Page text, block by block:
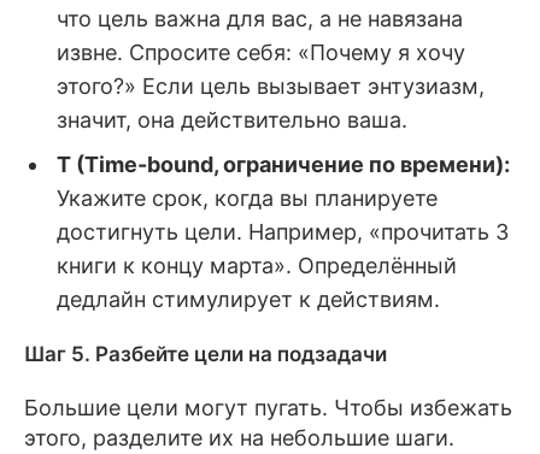
что цель важна для вас, а не навязана
извне. Спросите себя: «Почему я хочу
этого?» Если цель вызывает энтузиазм,
значит, она действительно ваша.
T (Time-bound, ограничение по времени):
Укажите срок, когда вы планируете
достигнуть цели. Например, «прочитать 3
книги к концу марта». Определённый
дедлайн стимулирует к действиям.
Шаг 5. Разбейте цели на подзадачи
Большие цели могут пугать. Чтобы избежать
этого, разделите их на небольшие шаги.